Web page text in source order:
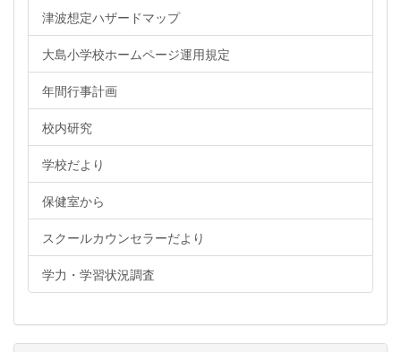
津波想定ハザードマップ
大島小学校ホームページ運用規定
年間行事計画
校内研究
学校だより
保健室から
スクールカウンセラーだより
学力・学習状況調査